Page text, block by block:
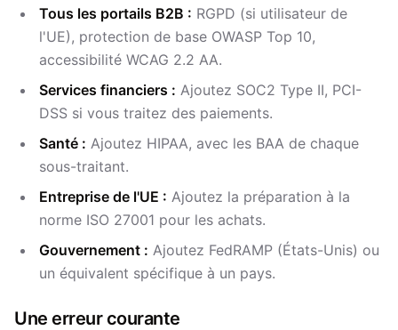
Tous les portails B2B : RGPD (si utilisateur de
l'UE), protection de base OWASP Top 10,
accessibilité WCAG 2.2 AA.
Services financiers : Ajoutez SOC2 Type II, PCI-
DSS si vous traitez des paiements.
Santé : Ajoutez HIPAA, avec les BAA de chaque
sous-traitant.
Entreprise de l'UE : Ajoutez la préparation à la
norme ISO 27001 pour les achats.
Gouvernement : Ajoutez FedRAMP (États-Unis) ou
un équivalent spécifique à un pays.
Une erreur courante